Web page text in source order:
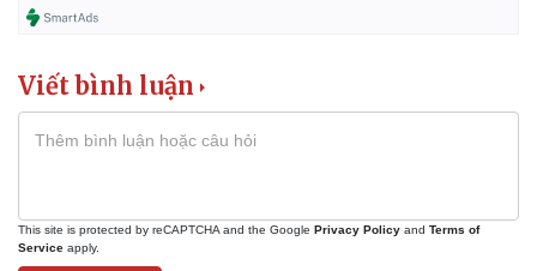
Thể thao
Bóng đá
eSports
Hậu trường
Ô tô - Xe máy
Viết bình luận
This site is protected by reCAPTCHA and the Google Privacy Policy and Terms of
Service apply.